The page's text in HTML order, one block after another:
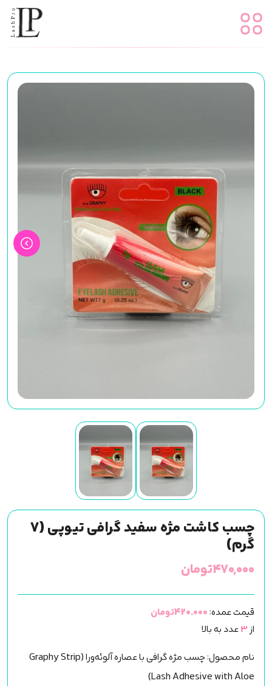
چسب کاشت مژه سفید گرافی تیوپی (7
گرم)
۴۷۰,۰۰۰تومان
قیمت عمده:420.000تومان
از3عدد به بالا
نام محصول: چسب مژه گرافی با عصاره آلوئه‌ورا (Graphy Strip
Lash Adhesive with Aloe)